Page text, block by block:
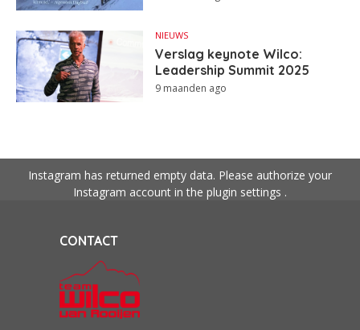
NIEUWS
Verslag keynote Wilco:
Leadership Summit 2025
9 maanden ago
Instagram has returned empty data. Please authorize your
Instagram account in the plugin settings .
CONTACT